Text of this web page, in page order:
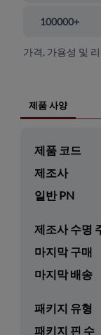
100000+
가격, 가용성 및
제품 사양
제품 코드
제조사
일반 PN
제조사 수명
마지막 구매
마지막 배송
패키지 유형
패키지 핀 수